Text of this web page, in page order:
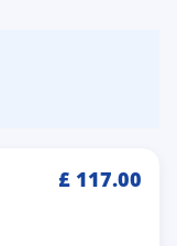
£ 117.00